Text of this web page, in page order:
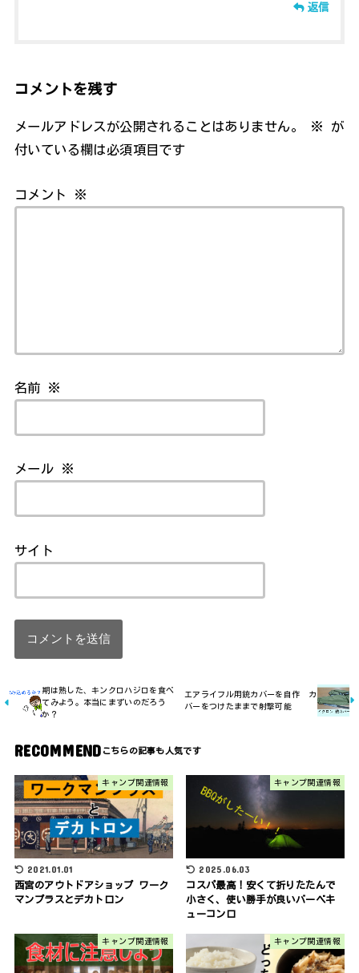
返信
コメントを残す
メールアドレスが公開されることはありません。 ※
が
付いている欄は必須項目です
コメント ※
名前 ※
メール ※
サイト
期は熟した、キンクロハジロを食べ
てみよう。本当にまずいのだろう
か？
エアライフル用銃カバーを自作 カ
バーをつけたままで射撃可能
RECOMMEND
キャンプ関連情報
2021.01.01
西宮のアウトドアショップ ワーク
マンプラスとデカトロン
キャンプ関連情報
2025.06.03
コスパ最高！安くて折りたたんで
小さく、使い勝手が良いバーベキ
ューコンロ
キャンプ関連情報 キャンプ関連情報